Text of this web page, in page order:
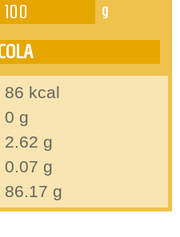
g
86 kcal
0 g
2.62 g
0.07 g
86.17 g